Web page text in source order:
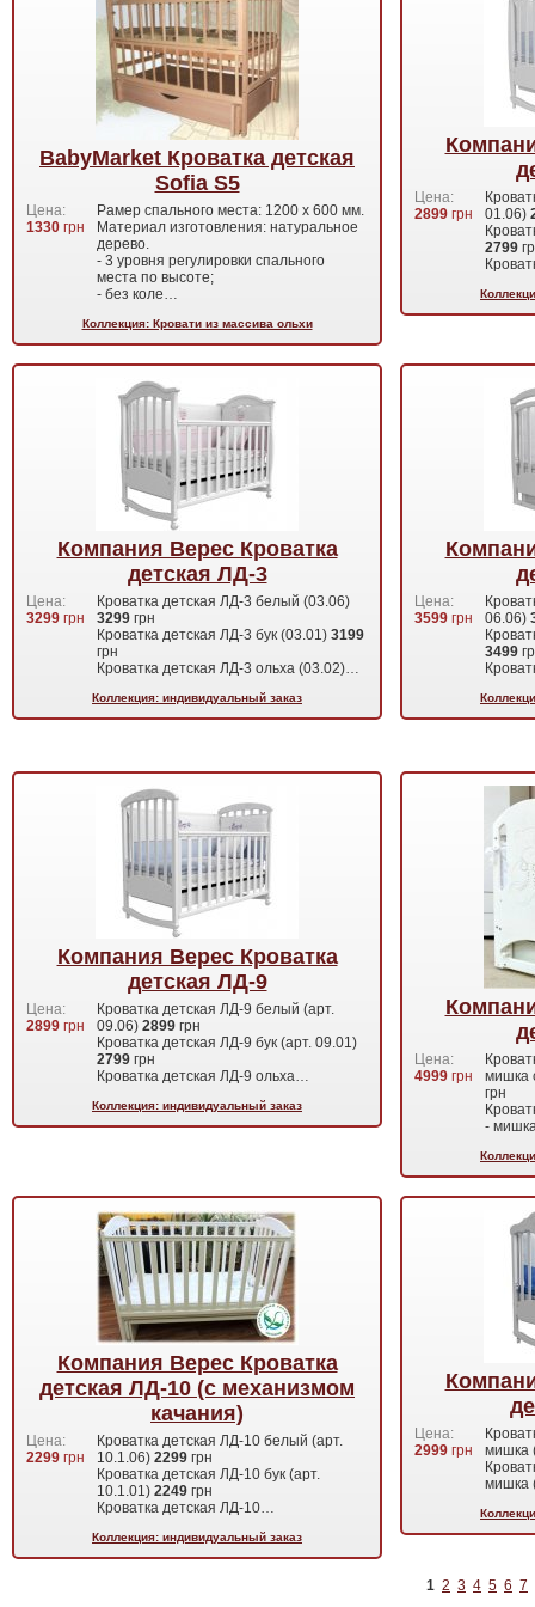
BabyMarket Кроватка детская
Sofia S5
Цена:
1330 грн
Рамер спального места: 1200 х 600 мм.
Материал изготовления: натуральное
дерево.
- 3 уровня регулировки спального
места по высоте;
- без коле…
Коллекция: Кровати из массива ольхи
Цена:
2899 грн
01.06)
2799
Компания Верес Кроватка
детская ЛД-3
Цена:
3299 грн
Кроватка детская ЛД-3 белый (03.06)
3299 грн
Кроватка детская ЛД-3 бук (03.01) 3199
грн
Кроватка детская ЛД-3 ольха (03.02)…
Коллекция: индивидуальный заказ
Цена:
3599 грн
06.06)
3499
Компания Верес Кроватка
детская ЛД-9
Цена:
2899 грн
Кроватка детская ЛД-9 белый (арт.
09.06) 2899 грн
Кроватка детская ЛД-9 бук (арт. 09.01)
2799 грн
Кроватка детская ЛД-9 ольха…
Коллекция: индивидуальный заказ
Цена:
4999 грн
мишка
грн
-
Компания Верес Кроватка
детская ЛД-10 (с механизмом
качания)
Цена:
2299 грн
Кроватка детская ЛД-10 белый (арт.
10.1.06) 2299 грн
Кроватка детская ЛД-10 бук (арт.
10.1.01) 2249 грн
Кроватка детская ЛД-10…
Коллекция: индивидуальный заказ
Цена:
2999 грн
мишка
мишка
1 2 3 4 5 6 7